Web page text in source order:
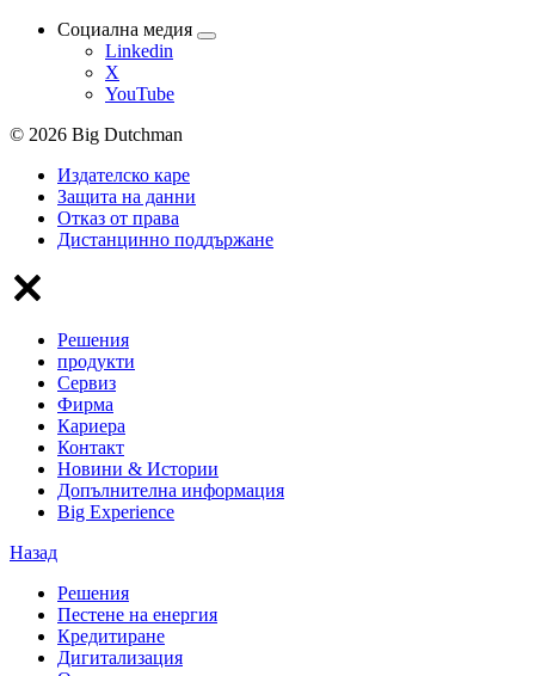
Социална медия
Linkedin
X
YouTube
© 2026 Big Dutchman
Издателско каре
Защита на данни
Отказ от права
Дистанцинно поддържане
Решения
продукти
Сервиз
Фирма
Кариера
Контакт
Новини & Истории
Допълнителна информация
Big Experience
Назад
Решения
Пестене на енергия
Кредитиране
Дигитализация